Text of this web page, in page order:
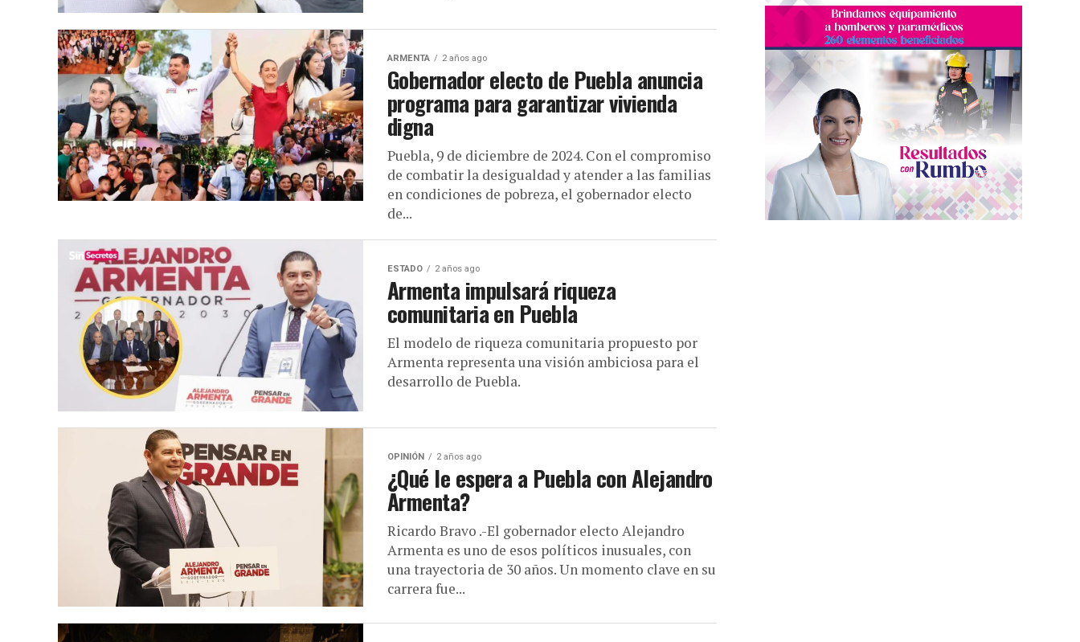
ARMENTA 2 años ago
Gobernador electo de Puebla anuncia
programa para garantizar vivienda
digna
Puebla, 9 de diciembre de 2024. Con el compromiso
de combatir la desigualdad y atender a las familias
en condiciones de pobreza, el gobernador electo
de...
ESTADO 2 años ago
Armenta impulsará riqueza
comunitaria en Puebla
El modelo de riqueza comunitaria propuesto por
Armenta representa una visión ambiciosa para el
desarrollo de Puebla.
OPINIÓN 2 años ago
¿Qué le espera a Puebla con Alejandro
Armenta?
Ricardo Bravo .-El gobernador electo Alejandro
Armenta es uno de esos políticos inusuales, con
una trayectoria de 30 años. Un momento clave en su
carrera fue...